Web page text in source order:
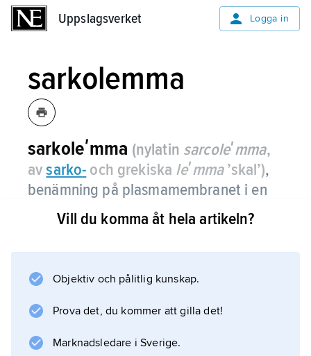
Uppslagsverket Logga in
sarkolemma
sarkoleʹmma (nylatin sarcoleʹmma,
avsarko- och grekiska leʹmma’skal’),
benämning på plasmamembranet i en
skelettmuskelcell (muskelfiber).
muskel
Vill du komma åt hela artikeln?
Objektiv och pålitlig kunskap.
Prova det, du kommer att gilla det!
Marknadsledare i Sverige.